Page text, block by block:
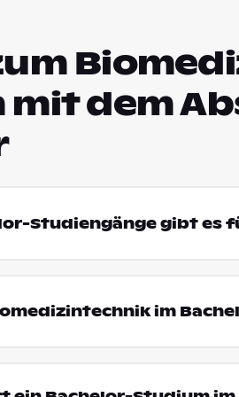
dem
Studiengänge gibt es
im